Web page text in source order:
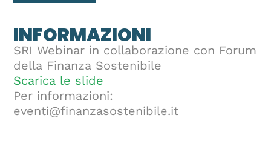
INFORMAZIONI
SRI Webinar in collaborazione con Forum
della Finanza Sostenibile
Scarica le slide
Per informazioni:
eventi@finanzasostenibile.it